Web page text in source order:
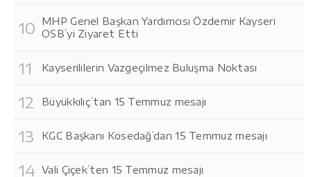
MHP Genel Başkan Yardımcısı Özdemir Kayseri
OSB’yi Ziyaret Etti
Kayserililerin Vazgeçilmez Buluşma Noktası
Büyükkılıç’tan 15 Temmuz mesajı
KGC Başkanı Kösedağ’dan 15 Temmuz mesajı
Vali Çiçek’ten 15 Temmuz mesajı